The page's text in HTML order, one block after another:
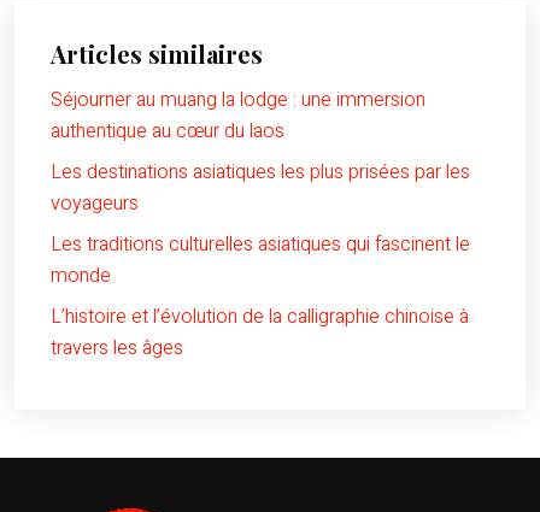
Articles similaires
Séjourner au muang la lodge : une immersion
authentique au cœur du laos
Les destinations asiatiques les plus prisées par les
voyageurs
Les traditions culturelles asiatiques qui fascinent le
monde
L’histoire et l’évolution de la calligraphie chinoise à
travers les âges